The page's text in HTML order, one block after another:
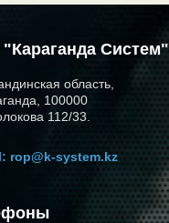
Систем"
область,
100000
112/33.
rop@k-system.kz